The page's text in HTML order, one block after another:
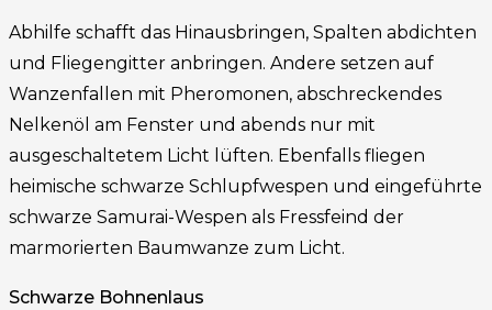
Abhilfe schafft das Hinausbringen, Spalten abdichten
und Fliegengitter anbringen. Andere setzen auf
Wanzenfallen mit Pheromonen, abschreckendes
Nelkenöl am Fenster und abends nur mit
ausgeschaltetem Licht lüften. Ebenfalls fliegen
heimische schwarze Schlupfwespen und eingeführte
schwarze Samurai-Wespen als Fressfeind der
marmorierten Baumwanze zum Licht.
Schwarze Bohnenlaus